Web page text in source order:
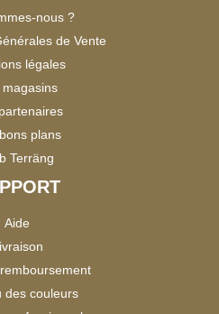
nous ?
de Vente
légales
magasins
plans
Terräng
Aide
des couleurs